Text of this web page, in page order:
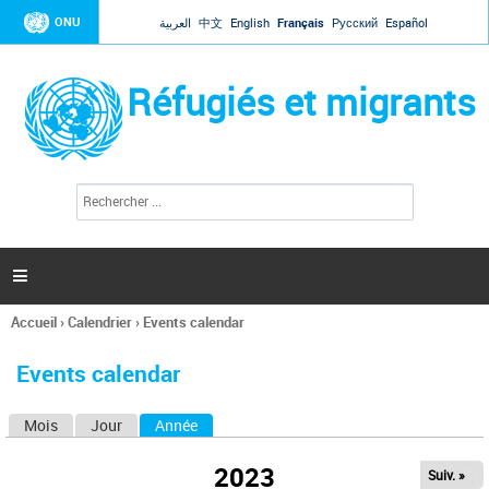
Jump to navigation
ONU العربية 中文 English Français Русский Español
Réfugiés et migrants
l
c
h
e

Vous
ici
Accueil›Calendrier› Events calendar
Events calendar
Mois Jour Année
2023 Suiv. »